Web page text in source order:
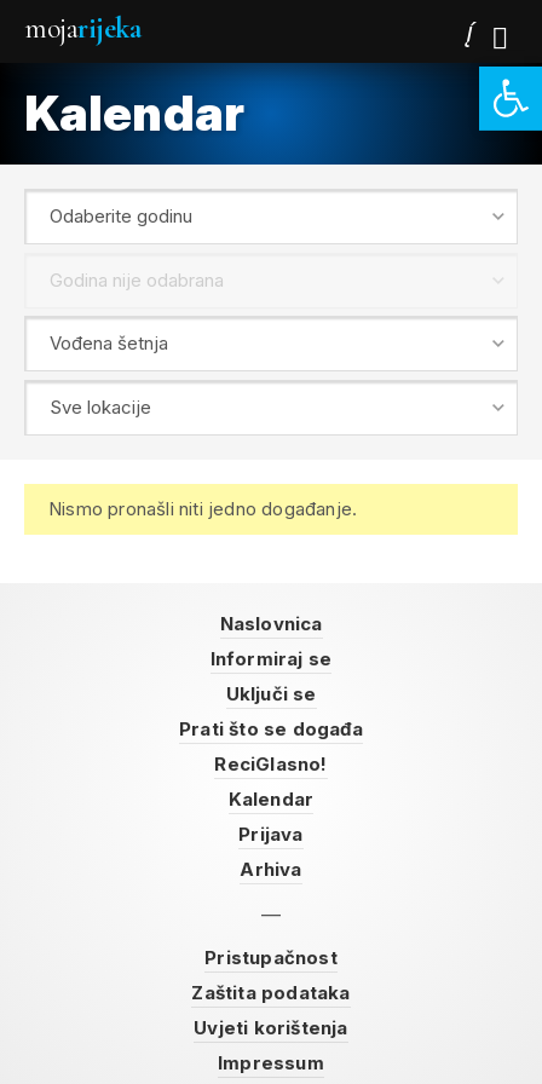
mojarijeka
Kalendar
Nismo pronašli niti jedno događanje.
Naslovnica
Informiraj se
Uključi se
Prati što se događa
ReciGlasno!
Kalendar
Prijava
Arhiva
Pristupačnost
Zaštita podataka
Uvjeti korištenja
Impressum